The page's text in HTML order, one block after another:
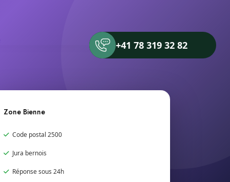
+41 78 319 32 82
Zone Bienne
Code postal 2500
Jura bernois
Réponse sous 24h